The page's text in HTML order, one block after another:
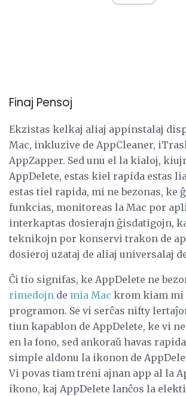
Finaj Pensoj
Ekzistas kelkaj aliaj appinstalaj
Mac, inkluzive de AppCleaner,
AppZapper. Sed unu el la kialoj,
AppDelete, estas kiel rapida estas
estas tiel rapida, mi ne bezonas, ke
funkcias, monitoreas la Mac por
interkaptas dosierajn ĝisdatigojn,
teknikojn por konservi trakon de
dosieroj uzataj de aliaj universalaj
Ĉi tio signifas, ke AppDelete ne
rimedojn de mia Mac krom kiam mi
programon. Se vi serĉas nifty
tiun kapablon de AppDelete, ke vi
en la fono, sed ankoraŭ havas
simple aldonu la ikonon de
Vi povas tiam treni ajnan app al la
ikono, kaj AppDelete lanĉos la